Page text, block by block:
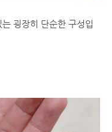
굉장히 단순한 구성입